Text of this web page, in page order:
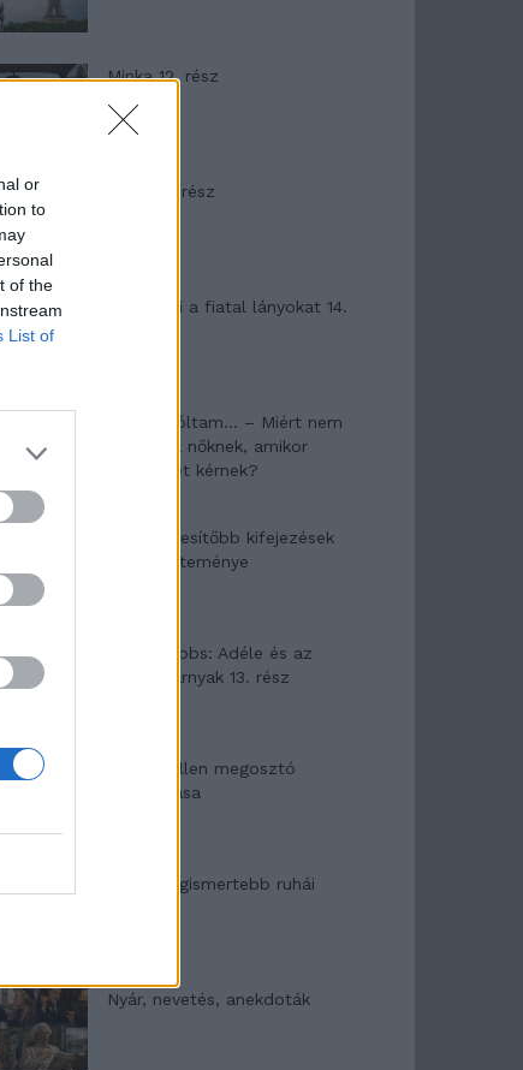
or
to
of the
List of
Minka 12. rész
Minka 11. rész
T. szereti a fiatal lányokat 14.
Pedig szóltam… – Miért nem
hiszünk a nőknek, amikor
segítséget kérnek?
A legidegesítőbb kifejezések
laza gyűjteménye
Elyna Robbs: Adéle és az
örökölt árnyak 13. rész
Woody Allen megosztó
zsenialitása
A világ legismertebb ruhái
Nyár, nevetés, anekdoták